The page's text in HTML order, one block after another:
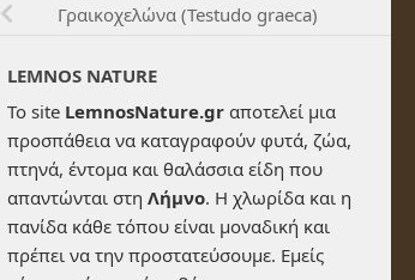
Γραικοχελώνα (Testudo graeca)
LEMNOS NATURE
Το site LemnosNature.gr αποτελεί μια
προσπάθεια να καταγραφούν φυτά, ζώα,
πτηνά, έντομα και θαλάσσια είδη που
απαντώνται στη Λήμνο. Η χλωρίδα και η
πανίδα κάθε τόπου είναι μοναδική και
πρέπει να την προστατεύσουμε. Εμείς